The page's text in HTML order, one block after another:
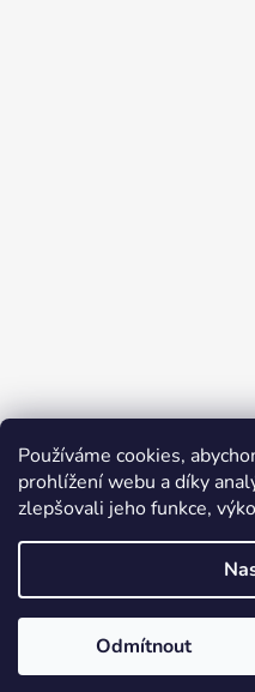
Používáme cookies,
prohlížení webu a díky
zlepšovali jeho funkce,
Odmítnout
Copyright 2026
Všechna